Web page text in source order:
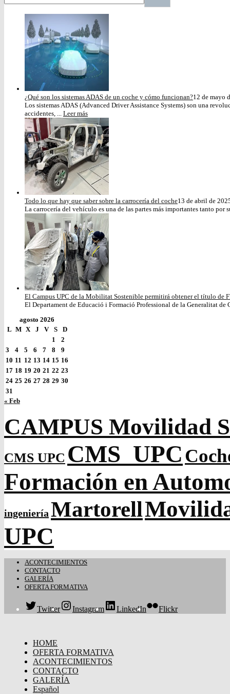
¿Qué son los sistemas ADAS de un coche y cómo funcionan?12 de mayo
Los sistemas ADAS (Advanced Driver Assistance Systems) son una
accidentes, ... Leer más
Todo lo que hay que saber sobre la carrocería del coche13 de abril de
La carrocería del vehículo es una de las partes más importantes tanto
El Campus UPC de la Mobilitat Sostenible permitirá obtener el título de
El Departament de Educació i Formació Professional de la Generalitat
agosto 2026
L M X J V S
D
1
2
3
4 5 6 7 8
9
10 11 12 13 14 15 16
17 18 19 20 21 22 23
24 25 26 27 28 29 30
31
« Feb
CAMPUS Movilidad
CMS UPC CMS_UPC
Formación en
ingeniería Martorell
UPC
ACONTECIMIENTOS
CONTACTO
GALERÍA
OFERTA FORMATIVA
Twitter Instagram LinkedIn Flickr
HOME
OFERTA FORMATIVA
ACONTECIMIENTOS
CONTACTO
GALERÍA
Español